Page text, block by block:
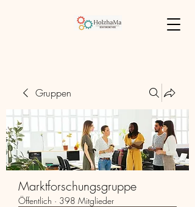
Gruppen
Marktforschungsgruppe
Öffentlich · 398 Mitglieder